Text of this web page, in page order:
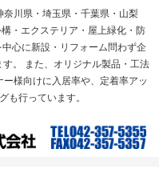
川県・埼玉県・千葉県・山梨
・エクステリア・屋上緑化・防
心に新設・リフォーム問わず企
。 また、オリジナル製品・工法
様向けに入居率や、定着率アッ
も行っています。